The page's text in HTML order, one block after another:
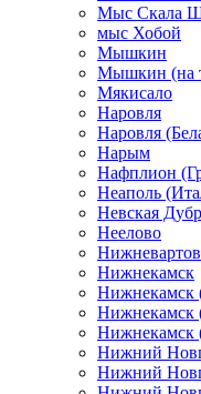
Мыс Скала
мыс Хобой
Мышкин
Мышкин (на
Мякисало
Наровля
Наровля
Нарым
Нафплион
Неаполь
Невская
Неелово
Нижнекамск
Нижнекамск
Нижнекамск
Нижнекамск
Нижний
Нижний